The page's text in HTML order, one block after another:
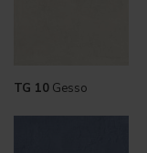
TG 10 Gesso